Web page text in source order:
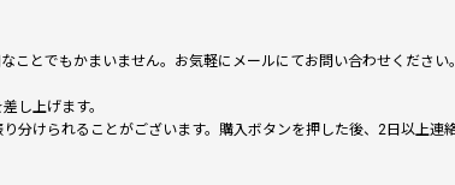
とでもかまいません。お気軽にメールにてお問い合わせください。
し上げます。
けられることがございます。購入ボタンを押した後、2日以上